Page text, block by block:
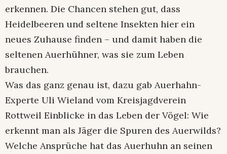
erkennen. Die Chancen stehen gut, dass
Heidelbeeren und seltene Insekten hier ein
neues Zuhause finden – und damit haben die
seltenen Auerhühner, was sie zum Leben
brauchen.
Was das ganz genau ist, dazu gab Auerhahn-
Experte Uli Wieland vom Kreisjagdverein
Rottweil Einblicke in das Leben der Vögel: Wie
erkennt man als Jäger die Spuren des Auerwilds?
Welche Ansprüche hat das Auerhuhn an seinen